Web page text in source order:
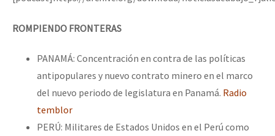
ROMPIENDO FRONTERAS
PANAMÁ: Concentración en contra de las políticas
antipopulares y nuevo contrato minero en el marco
del nuevo periodo de legislatura en Panamá. Radio
temblor
PERÚ: Militares de Estados Unidos en el Perú como